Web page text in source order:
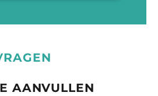
AANVULLEN